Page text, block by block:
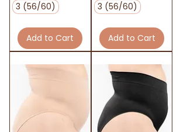
3 (56/60)
Add to Cart
3 (56/60)
Add to Cart